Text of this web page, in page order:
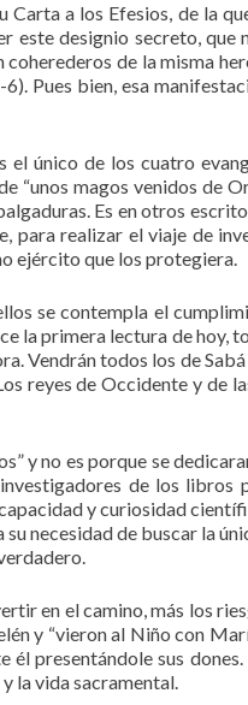
Carta a los Efesios, de la
este designio secreto,
de la misma
Pues bien, esa
el único de los cuatro
“unos magos venidos de
Es en otros
para realizar el viaje de
ejército que los protegiera.
se contempla el
la primera lectura de hoy,
Vendrán todos los de
reyes de Occidente y de
y no es porque se
de los libros
y curiosidad
necesidad de buscar la
en el camino, más los
y “vieron al Niño con
él presentándole sus
la vida sacramental.